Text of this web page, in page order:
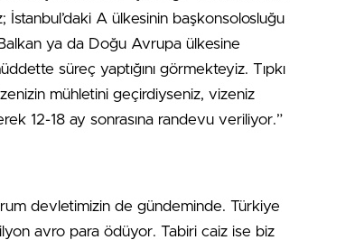
A ülkesinin başkonsolosluğu
ya da Doğu Avrupa ülkesine
süreç yaptığını görmekteyiz. Tıpkı
mühletini geçirdiyseniz, vizeniz
12-18 ay sonrasına randevu veriliyor.”
devletimizin de gündeminde. Türkiye
avro para ödüyor. Tabiri caiz ise biz